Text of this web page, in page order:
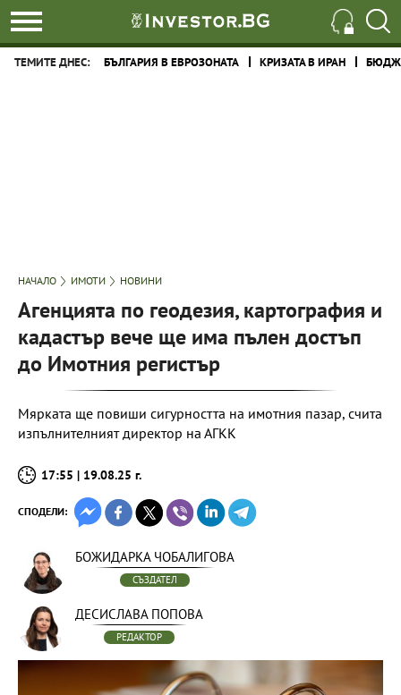
ТЕМИТЕ ДНЕС: БЪЛГАРИЯ В ЕВРОЗОНАТА КРИЗАТА В ИРАН
НАЧАЛО ИМОТИ НОВИНИ
Агенцията по геодезия, картография и
кадастър вече ще има пълен достъп
до Имотния регистър
Мярката ще повиши сигурността на имотния пазар, счита
изпълнителният директор на АГКК
17:55 | 19.08.25 г.
СПОДЕЛИ:
БОЖИДАРКА ЧОБАЛИГОВА
СЪЗДАТЕЛ
ДЕСИСЛАВА ПОПОВА
РЕДАКТОР